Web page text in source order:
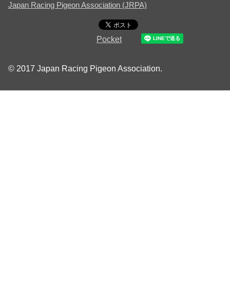
Japan Racing Pigeon Association (JRPA)
Pocket
© 2017 Japan Racing Pigeon Association.